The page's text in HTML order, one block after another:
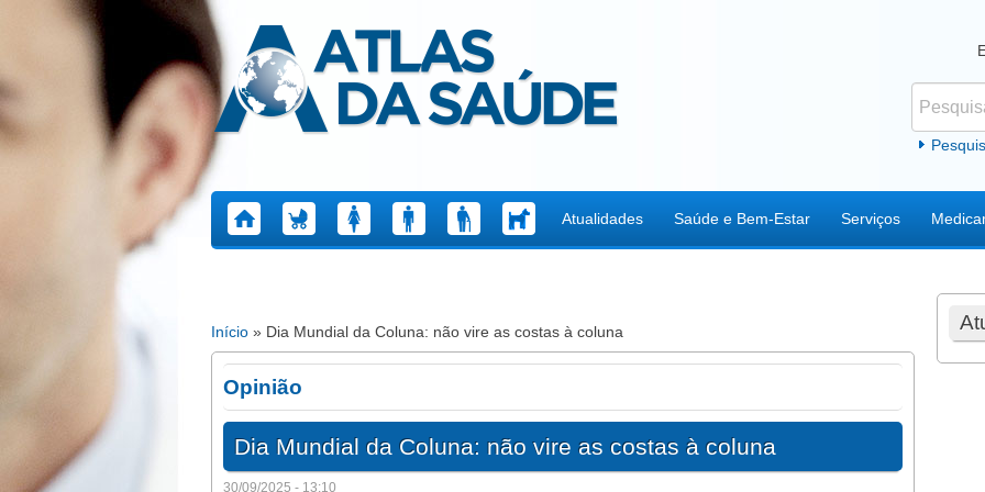
Atlas da Saúde
Atualidades Saúde e Bem-Estar Serviços
Está aqui
Início » Dia Mundial da Coluna: não vire as costas à coluna
Opinião
Dia Mundial da Coluna: não vire as costas à coluna
30/09/2025 - 13:10